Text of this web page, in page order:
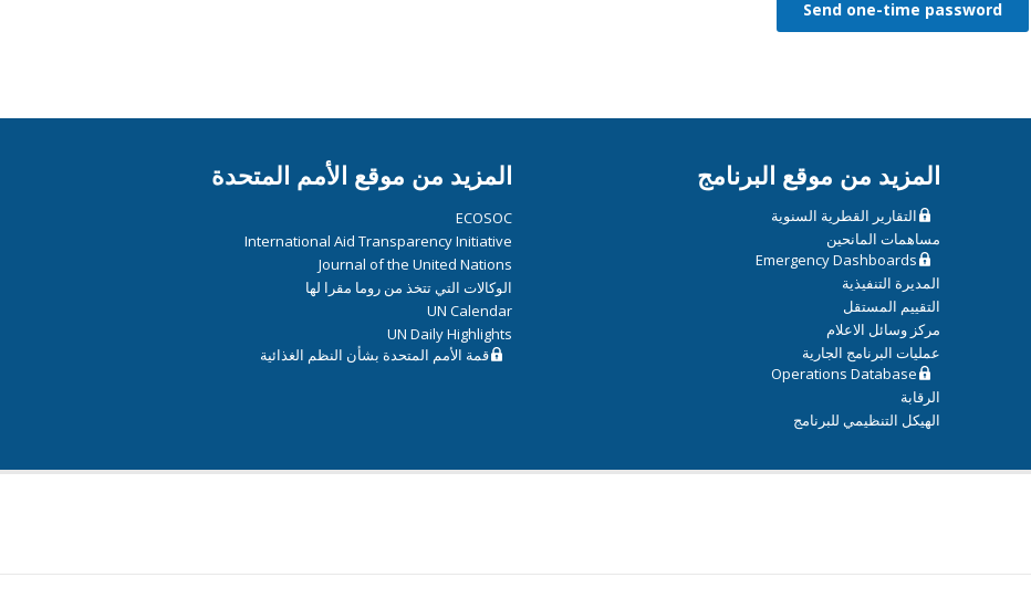
المزيد من موقع البرنامج
التقارير القطرية السنوية
مساهمات المانحين
Emergency Dashboards
المديرة التنفيذية
التقييم المستقل
مركز وسائل الاعلام
عمليات البرنامج الجارية
Operations Database
الرقابة
الهيكل التنظيمي للبرنامج
المزيد من موقع الأمم المتحدة
ECOSOC
International Aid Transparency Initiative
Journal of the United Nations
الوكالات التي تتخذ من روما مقرا لها
UN Calendar
UN Daily Highlights
قمة الأمم المتحدة بشأن النظم الغذائية